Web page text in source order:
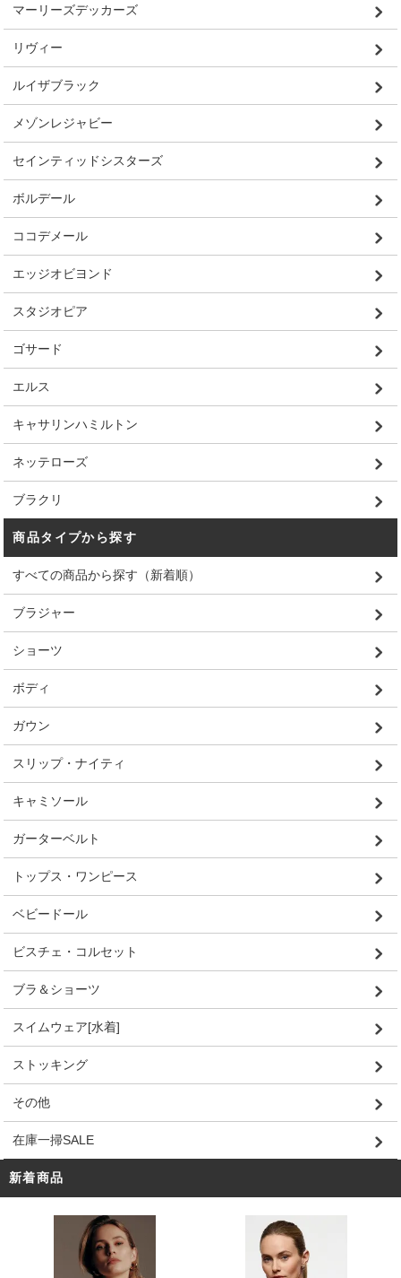
マーリーズデッカーズ
リヴィー
ルイザブラック
メゾンレジャビー
セインティッドシスターズ
ボルデール
ココデメール
エッジオビヨンド
スタジオピア
ゴサード
エルス
キャサリンハミルトン
ネッテローズ
ブラクリ
商品タイプから探す
すべての商品から探す（新着順）
ブラジャー
ショーツ
ボディ
ガウン
スリップ・ナイティ
キャミソール
ガーターベルト
トップス・ワンピース
ベビードール
ビスチェ・コルセット
ブラ＆ショーツ
スイムウェア[水着]
ストッキング
その他
在庫一掃SALE
新着商品